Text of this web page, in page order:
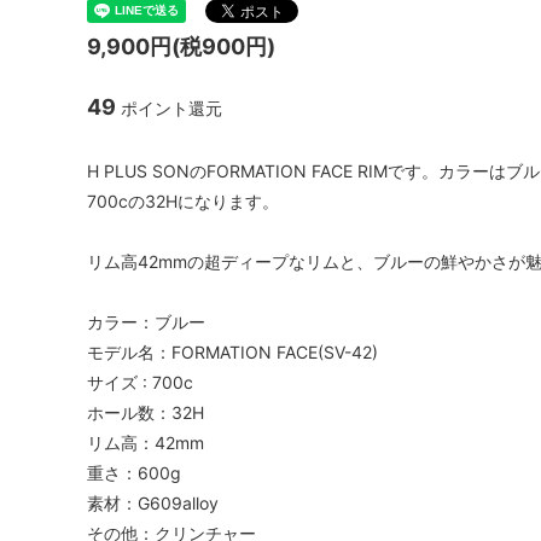
ハブ：トラック / 固定ギア
シートポスト
ツール / ケミカル
Paul Component
ENVE Composites
Brooks
9,900円(税900円)
49 ポイント還元
H PLUS SONのFORMATION FACE RIMです。カラーはブル
700cの32Hになります。
リム高42mmの超ディープなリムと、ブルーの鮮やかさが魅
カラー：ブルー
モデル名：FORMATION FACE(SV-42)
サイズ : 700c
ホール数：32H
リム高：42mm
重さ：600g
素材：G609alloy
その他：クリンチャー